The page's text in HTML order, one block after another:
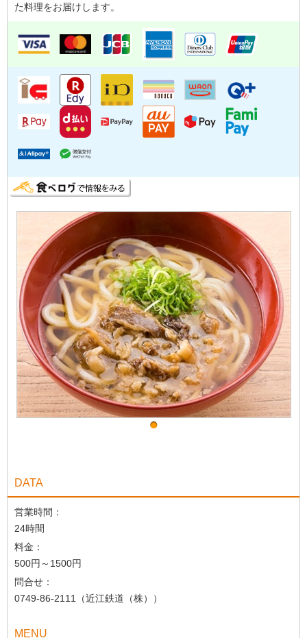
た料理をお届けします。
DATA
営業時間：
24時間
料金：
500円～1500円
問合せ：
0749-86-2111（近江鉄道（株））
MENU